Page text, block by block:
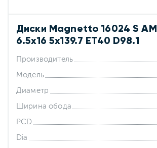
Диски Magnetto 16024 S AM
6.5x16 5x139.7 ET40 D98.1
Производитель
Модель
Диаметр
Ширина обода
PCD
Dia